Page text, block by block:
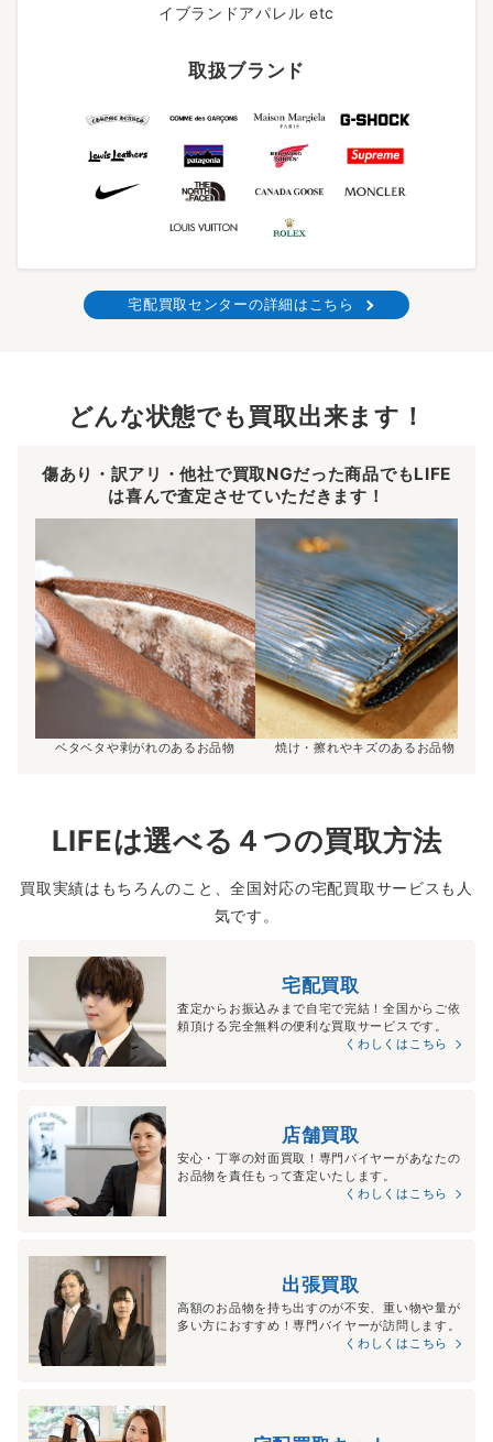
イブランドアパレル etc
取扱ブランド
宅配買取センターの詳細はこちら
どんな状態でも買取出来ます！
傷あり・訳アリ・他社で買取NGだった商品でもLIFE
は喜んで査定させていただきます！
ベタベタや剥がれのあるお品物 焼け・擦れやキズのあるお品物
LIFEは選べる４つの買取方法
買取実績はもちろんのこと、全国対応の宅配買取サービスも人
気です。
宅配買取
査定からお振込みまで自宅で完結！全国からご依
頼頂ける完全無料の便利な買取サービスです。
くわしくはこちら
店舗買取
安心・丁寧の対面買取！専門バイヤーがあなたの
お品物を責任もって査定いたします。
くわしくはこちら
出張買取
高額のお品物を持ち出すのが不安、重い物や量が
多い方におすすめ！専門バイヤーが訪問します。
くわしくはこちら